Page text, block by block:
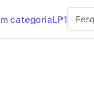
categoriaLP1